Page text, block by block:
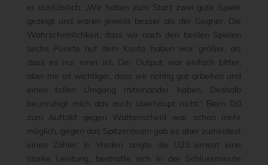
er ausführlich: „Wir haben zum Start zwei gute Spiele
gezeigt und waren jeweils besser als der Gegner. Die
Wahrscheinlichkeit, dass wir nach den beiden Spielen
sechs Punkte auf dem Konto haben war größer, als
dass es nur einer ist. Der Output war einfach bitter,
aber mir ist wichtiger, dass wir richtig gut arbeiten und
einen tollen Umgang miteinander haben. Deshalb
beunruhigt mich das auch überhaupt nicht.“ Beim 0:0
zum Auftakt gegen Wattenscheid war schon mehr
möglich, gegen das Spitzenteam gab es aber zumindest
einen Zähler. In Vreden zeigte die U23 erneut eine
starke Leistung, bestrafte sich in der Schlussminute